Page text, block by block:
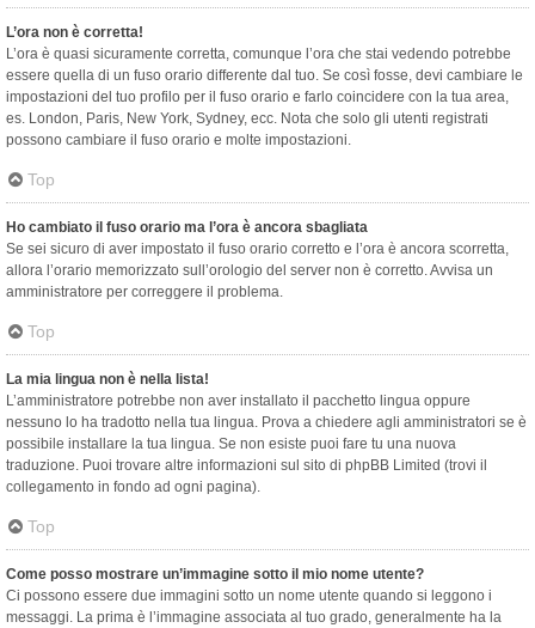
L’ora non è corretta!
L’ora è quasi sicuramente corretta, comunque l’ora che stai vedendo potrebbe
essere quella di un fuso orario differente dal tuo. Se così fosse, devi cambiare le
impostazioni del tuo profilo per il fuso orario e farlo coincidere con la tua area,
es. London, Paris, New York, Sydney, ecc. Nota che solo gli utenti registrati
possono cambiare il fuso orario e molte impostazioni.
Top
Ho cambiato il fuso orario ma l’ora è ancora sbagliata
Se sei sicuro di aver impostato il fuso orario corretto e l’ora è ancora scorretta,
allora l’orario memorizzato sull’orologio del server non è corretto. Avvisa un
amministratore per correggere il problema.
Top
La mia lingua non è nella lista!
L’amministratore potrebbe non aver installato il pacchetto lingua oppure
nessuno lo ha tradotto nella tua lingua. Prova a chiedere agli amministratori se è
possibile installare la tua lingua. Se non esiste puoi fare tu una nuova
traduzione. Puoi trovare altre informazioni sul sito di phpBB Limited (trovi il
collegamento in fondo ad ogni pagina).
Top
Come posso mostrare un’immagine sotto il mio nome utente?
Ci possono essere due immagini sotto un nome utente quando si leggono i
messaggi. La prima è l’immagine associata al tuo grado, generalmente ha la